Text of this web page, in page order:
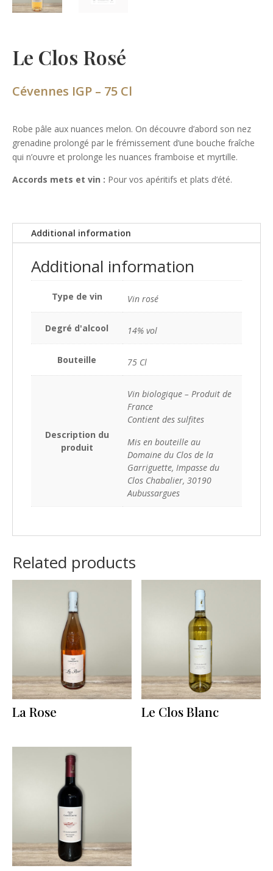
Le Clos Rosé
Cévennes IGP – 75 Cl
Robe pâle aux nuances melon. On découvre d’abord son nez
grenadine prolongé par le frémissement d’une bouche fraîche
qui n’ouvre et prolonge les nuances framboise et myrtille.
Accords mets et vin : Pour vos apéritifs et plats d’été.
Additional information
Additional information
Type de vin Vin rosé
Degré d'alcool 14% vol
Bouteille 75 Cl
Description du
produit
Vin biologique – Produit de
France
Contient des sulfites
Mis en bouteille au
Domaine du Clos de la
Garriguette, Impasse du
Clos Chabalier, 30190
Aubussargues
Related products
La Rose Le Clos Blanc